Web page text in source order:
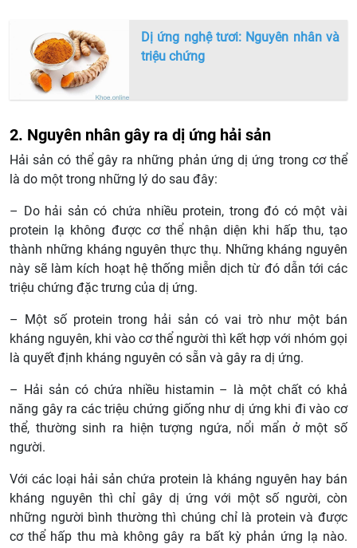
Dị ứng nghệ tươi: Nguyên nhân và
triệu chứng
2. Nguyên nhân gây ra dị ứng hải sản
Hải sản có thể gây ra những phản ứng dị ứng trong cơ thể
là do một trong những lý do sau đây:
– Do hải sản có chứa nhiều protein, trong đó có một vài
protein lạ không được cơ thể nhận diện khi hấp thu, tạo
thành những kháng nguyên thực thụ. Những kháng nguyên
này sẽ làm kích hoạt hệ thống miễn dịch từ đó dẫn tới các
triệu chứng đặc trưng của dị ứng.
– Một số protein trong hải sản có vai trò như một bán
kháng nguyên, khi vào cơ thể người thì kết hợp với nhóm gọi
là quyết định kháng nguyên có sẵn và gây ra dị ứng.
– Hải sản có chứa nhiều histamin – là một chất có khả
năng gây ra các triệu chứng giống như dị ứng khi đi vào cơ
thể, thường sinh ra hiện tượng ngứa, nổi mẩn ở một số
người.
Với các loại hải sản chứa protein là kháng nguyên hay bán
kháng nguyên thì chỉ gây dị ứng với một số người, còn
những người bình thường thì chúng chỉ là protein và được
cơ thể hấp thu mà không gây ra bất kỳ phản ứng lạ nào.